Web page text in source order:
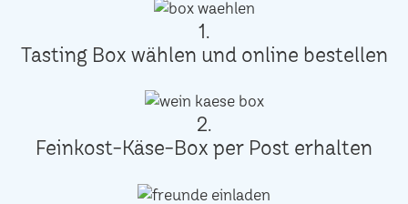
1.
Tasting Box wählen und online bestellen
2.
Feinkost-Käse-Box per Post erhalten